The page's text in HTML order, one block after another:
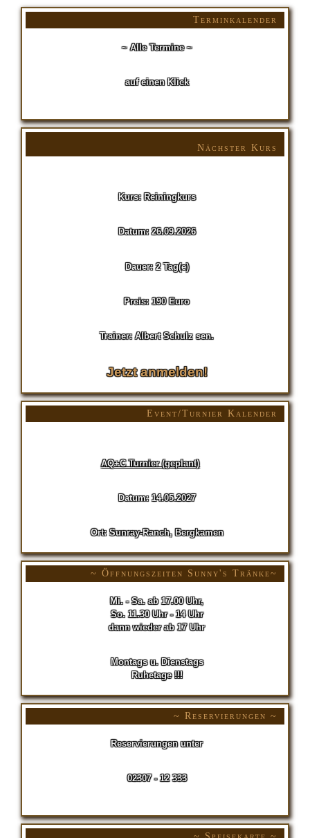
Terminkalender
~ Alle Termine ~
auf einen Klick
Nächster Kurs
Kurs: Reiningkurs
Datum: 26.09.2026
Dauer: 2 Tag(e)
Preis: 190 Euro
Trainer: Albert Schulz sen.
Jetzt anmelden!
Event/Turnier Kalender
AQ+C Turnier (geplant)
Datum: 14.05.2027
Ort: Sunray-Ranch, Bergkamen
~ Öffnungszeiten Sunny's Tränke~
Mi. - Sa. ab 17.00 Uhr,
So. 11.30 Uhr - 14 Uhr
dann wieder ab 17 Uhr
Montags u. Dienstags
Ruhetage !!!
~ Reservierungen ~
Reservierungen unter
02307 - 12 333